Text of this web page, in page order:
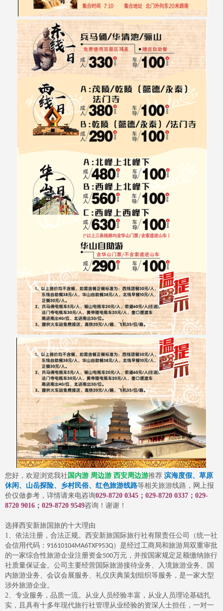
您好，欢迎浏览我社 国内游 周边游 西安周边游推荐 滨海度假、草原
休闲、山岳探险、乡村民俗、红色旅游线路等相关旅游线路，网上报
价仅做参考，详情请来电咨询029-8720 0345；029-8720 0337；029-
8720 9016；029-8720 9549咨询！ 谢谢！
选择西安新旅国旅的十大理由
1、依法注册，合法正规。西安新旅国际旅行社有限责任公司（统一社
会信用代码： 91610104MA6TXF953Q）是经过工商局和旅游局双重审批
的一家综合性旅游企业注册资金500万元，并按国家规定足额缴纳旅行
社质量保证金。公司主要经营国际旅游接待业务、入境旅游业务、国
内旅游业务、会议会展服务、礼仪庆典策划组织等服务，是一家大型
涉外旅游企业。
2、专业服务，品质一流。从业人员经验丰富，从业人员理论基础扎
实，且具有十多年现代旅行社管理从业经验的资深人士担任，一对一